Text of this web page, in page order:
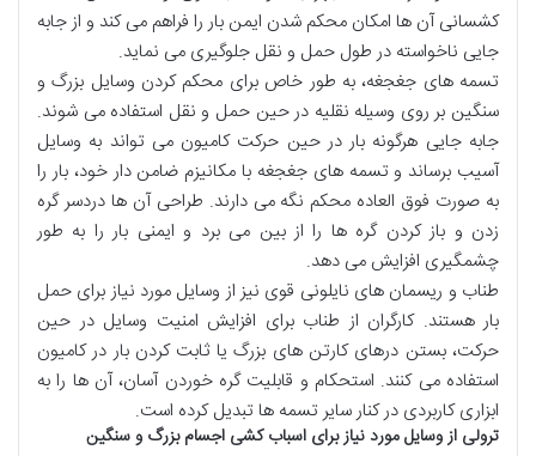
کشسانیآن ها امکان محکم شدن ایمن باررا فراهم می کند و ازجابه
جایی ناخواسته در طول حمل و نقل جلوگیری می نماید.
تسمه های جغجغه، به طور خاص برای محکم کردن وسایل بزرگو
سنگین بر روی وسیله نقلیه در حینحمل و نقل استفاده می شوند.
جابه جایی هرگونه باردر حین حرکت کامیون می تواند به وسایل
آسیب برساند و تسمه های جغجغه با مکانیزم ضامن دارخود،باررا
به صورت فوق العاده محکم نگه می دارند. طراحی آن هادردسر گره
زدن و باز کردن گره ها را از بین می برد و ایمنی باررا به طور
چشمگیری افزایش می دهد.
طناب و ریسمان های نایلونی قوی نیز از وسایل مورد نیاز برای حمل
بارهستند.کارگران از طناب برای افزایش امنیت وسایل در حین
حرکت،بستن درهای کارتن های بزرگیاثابت کردن باردرکامیون
استفاده می کنند. استحکام و قابلیت گره خوردن آسان، آن ها را به
ابزاری کاربردی در کنار سایرتسمه ها تبدیل کرده است.
ترولی از وسایل مورد نیاز برای اسباب کشی اجسام بزرگ و سنگین